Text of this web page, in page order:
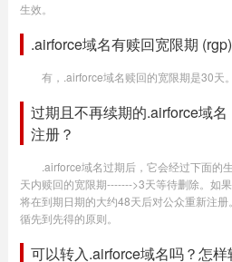
生效。
.airforce域名有赎回宽限期
有，.airforce域名赎回的宽限期是30天。
过期且不再续期的.airforce域
注册？
.airforce域名过期后，它会经过下面的
天内赎回的宽限期------->3天等待删除。如
将在到期日期的大约48天后对公众重新注
循先到先得的原则。
可以转入.airforce域名吗？怎样